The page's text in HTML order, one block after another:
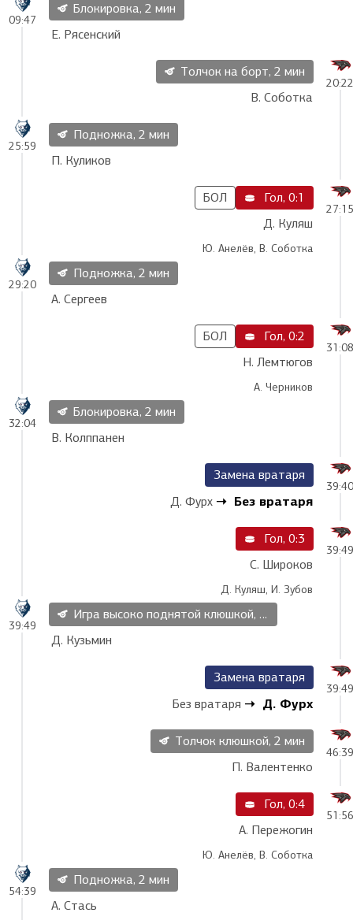
09:47
Блокировка, 2 мин
Е. Рясенский
20:22
Толчок на борт, 2 мин
В. Соботка
25:59
Подножка, 2 мин
П. Куликов
27:15
БОЛ
Гол, 0:1
Д. Куляш
Ю. Анелёв, В. Соботка
29:20
Подножка, 2 мин
А. Сергеев
31:08
БОЛ
Гол, 0:2
Н. Лемтюгов
А. Черников
32:04
Блокировка, 2 мин
В. Колппанен
39:40
Замена вратаря
Д. Фурх
Без вратаря
39:49
Гол, 0:3
С. Широков
Д. Куляш, И. Зубов
39:49
Игра высоко поднятой клюшкой, 2 мин
Д. Кузьмин
39:49
Замена вратаря
Без вратаря
Д. Фурх
46:39
Толчок клюшкой, 2 мин
П. Валентенко
51:56
Гол, 0:4
А. Пережогин
Ю. Анелёв, В. Соботка
54:39
Подножка, 2 мин
А. Стась